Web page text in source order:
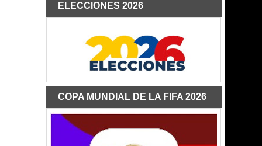
ELECCIONES 2026
COPA MUNDIAL DE LA FIFA 2026